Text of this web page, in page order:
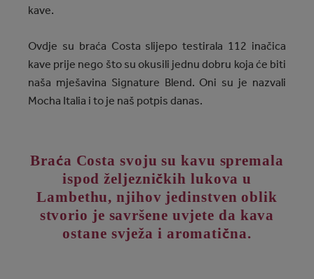
kave.
Ovdje su braća Costa slijepo testirala 112 inačica
kave prije nego što su okusili jednu dobru koja će biti
naša mješavina Signature Blend. Oni su je nazvali
Mocha Italia i to je naš potpis danas.
Braća Costa svoju su kavu spremala
ispod željezničkih lukova u
Lambethu, njihov jedinstven oblik
stvorio je savršene uvjete da kava
ostane svježa i aromatična.